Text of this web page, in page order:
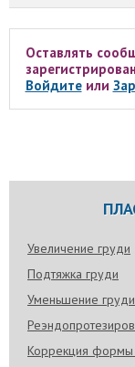
Оставлять
Войдитеили
Увеличение груди
Подтяжка груди
Уменьшение груди
Коррекция формы